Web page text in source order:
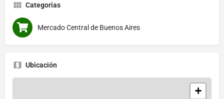
Categorias
Mercado Central de Buenos Aires
Ubicación
+